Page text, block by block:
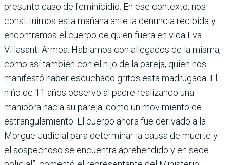
presunto caso de feminicidio. En ese contexto, nos
constituimos esta mañana ante la denuncia recibida y
encontramos el cuerpo de quien fuera en vida Eva
Villasanti Armoa. Hablamos con allegados de la misma,
como así también con el hijo de la pareja, quien nos
manifestó haber escuchado gritos esta madrugada. El
niño de 11 años observó al padre realizando una
maniobra hacia su pareja, como un movimiento de
estrangulamiento. El cuerpo ahora fue derivado a la
Morgue Judicial para determinar la causa de muerte y
el sospechoso se encuentra aprehendido y en sede